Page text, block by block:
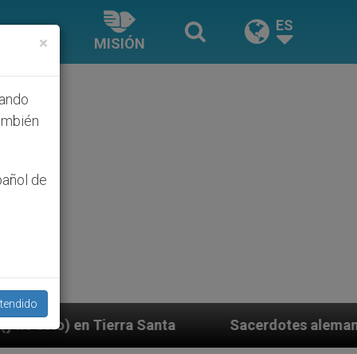
MISIÓN
ES
Santa Sacerdotes alemanes fieles al Papa
×
de